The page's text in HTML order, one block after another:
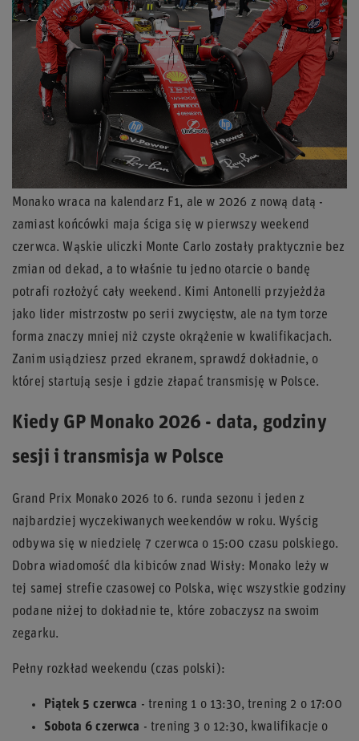
Monako wraca na kalendarz F1, ale w 2026 z nową datą -
zamiast końcówki maja ściga się w pierwszy weekend
czerwca. Wąskie uliczki Monte Carlo zostały praktycznie bez
zmian od dekad, a to właśnie tu jedno otarcie o bandę
potrafi rozłożyć cały weekend. Kimi Antonelli przyjeżdża
jako lider mistrzostw po serii zwycięstw, ale na tym torze
forma znaczy mniej niż czyste okrążenie w kwalifikacjach.
Zanim usiądziesz przed ekranem, sprawdź dokładnie, o
której startują sesje i gdzie złapać transmisję w Polsce.
Kiedy GP Monako 2026 - data, godziny
sesji i transmisja w Polsce
Grand Prix Monako 2026 to 6. runda sezonu i jeden z
najbardziej wyczekiwanych weekendów w roku. Wyścig
odbywa się w niedzielę 7 czerwca o 15:00 czasu polskiego.
Dobra wiadomość dla kibiców znad Wisły: Monako leży w
tej samej strefie czasowej co Polska, więc wszystkie godziny
podane niżej to dokładnie te, które zobaczysz na swoim
zegarku.
Pełny rozkład weekendu (czas polski):
Piątek 5 czerwca - trening 1 o 13:30, trening 2 o 17:00
Sobota 6 czerwca - trening 3 o 12:30, kwalifikacje o